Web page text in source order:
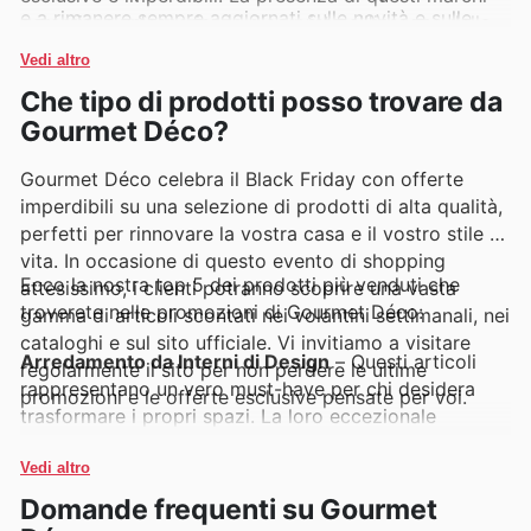
garantisce un'esperienza d'acquisto all'insegna della
qualità e della convenienza.
e a rimanere sempre aggiornati sulle novità e sulle
Vedi altro
Che tipo di prodotti posso trovare da
Gourmet Déco?
Gourmet Déco celebra il Black Friday con offerte
imperdibili su una selezione di prodotti di alta qualità,
perfetti per rinnovare la vostra casa e il vostro stile di
vita. In occasione di questo evento di shopping
attesissimo, i clienti potranno scoprire una vasta
gamma di articoli scontati nei volantini settimanali, nei
cataloghi e sul sito ufficiale. Vi invitiamo a visitare
regolarmente il sito per non perdere le ultime
promozioni e le offerte esclusive pensate per voi.
Ecco la nostra top 5 dei prodotti più venduti che
troverete nelle promozioni di Gourmet Déco:
Arredamento da Interni di Design– Questi articoli
rappresentano un vero must-have per chi desidera
trasformare i propri spazi. La loro eccezionale
acquisti, rendendoli protagonisti assoluti delle offerte
del Black Friday di Gourmet Déco, consultabili nei
volantini settimanali. Sono l'occasione perfetta per
Vedi altro
Domande frequenti su Gourmet